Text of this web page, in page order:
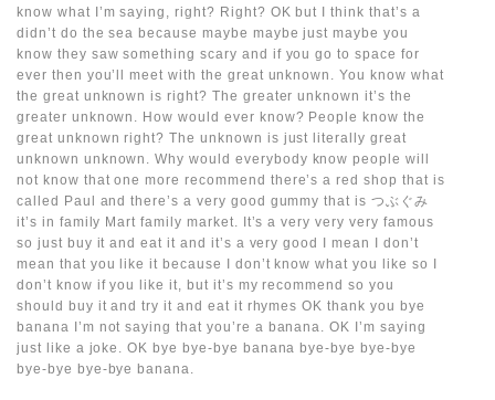
know what I’m saying, right? Right? OK but I think that’s a
didn’t do the sea because maybe maybe just maybe you
know they saw something scary and if you go to space for
ever then you’ll meet with the great unknown. You know what
the great unknown is right? The greater unknown it’s the
greater unknown. How would ever know? People know the
great unknown right? The unknown is just literally great
unknown unknown. Why would everybody know people will
not know that one more recommend there’s a red shop that is
called Paul and there’s a very good gummy that is つぶぐみ
it’s in family Mart family market. It’s a very very very famous
so just buy it and eat it and it’s a very good I mean I don’t
mean that you like it because I don’t know what you like so I
don’t know if you like it, but it’s my recommend so you
should buy it and try it and eat it rhymes OK thank you bye
banana I’m not saying that you’re a banana. OK I’m saying
just like a joke. OK bye bye-bye banana bye-bye bye-bye
bye-bye bye-bye banana.